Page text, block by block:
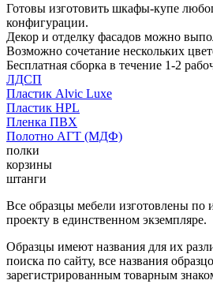
Готовы изготовить шкафы-купе
конфигурации.
Декор и отделку фасадов можно
Возможно сочетание нескольких
Бесплатная сборка в течение 1-2
ЛДСП
Пластик Alvic Luxe
Пластик HPL
Пленка ПВХ
Полотно АГТ (МДФ)
полки
корзины
штанги
Все образцы мебели изготовлены по
проекту в единственном экземпляре.
Образцы имеют названия для их
поиска по сайту, все названия
зарегистрированным товарным